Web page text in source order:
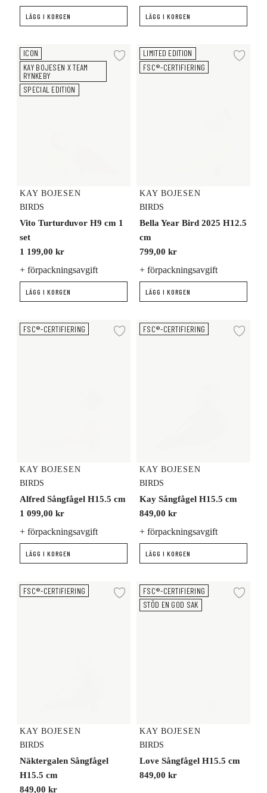
LÄGG I KORGEN LÄGG I KORGEN
Vito Turturduvor H9 cm 1 set
ICON
KAY BOJESEN X TEAM
RYNKEBY
SPECIAL EDITION
Lägg till i önskelista
KAY BOJESEN
BIRDS
Vito Turturduvor H9 cm 1
set
1 199,00 kr
+ förpackningsavgift
LÄGG I KORGEN
Bella Year Bird 2025 H12.5 cm
LIMITED EDITION
FSC®-CERTIFIERING
KAY BOJESEN
BIRDS
Bella Year Bird 2025 H12.5
cm
799,00 kr
+ förpackningsavgift
LÄGG I KORGEN
Alfred Sångfågel H15.5 cm
FSC®-CERTIFIERING
Lägg till i önskelista
KAY BOJESEN
BIRDS
Alfred Sångfågel H15.5 cm
1 099,00 kr
+ förpackningsavgift
LÄGG I KORGEN
Kay Sångfågel H15.5 cm
FSC®-CERTIFIERING
KAY BOJESEN
BIRDS
Kay Sångfågel H15.5 cm
849,00 kr
+ förpackningsavgift
LÄGG I KORGEN
Näktergalen Sångfågel H15.5 cm
FSC®-CERTIFIERING
Lägg till i önskelista
KAY BOJESEN
BIRDS
Näktergalen Sångfågel
H15.5 cm
849,00 kr
Love Sångfågel H15.5 cm
FSC®-CERTIFIERING
STÖD EN GOD SAK
KAY BOJESEN
BIRDS
Love Sångfågel H15.5 cm
849,00 kr